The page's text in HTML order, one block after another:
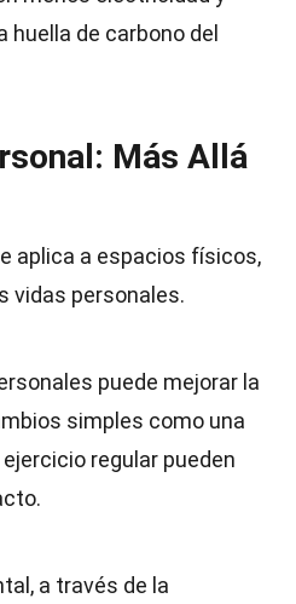
huella de carbono del
Más Allá
aplica a espacios físicos,
vidas personales.
puede mejorar la
simples como una
regular pueden
a través de la